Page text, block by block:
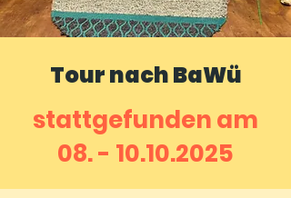
Tour nach BaWü
stattgefunden am
08. - 10.10.2025